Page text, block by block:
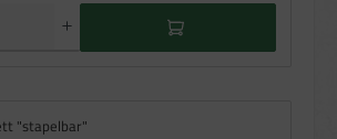
gewünschten Wert ein oder benutze die Schaltflächen um die Anzahl zu